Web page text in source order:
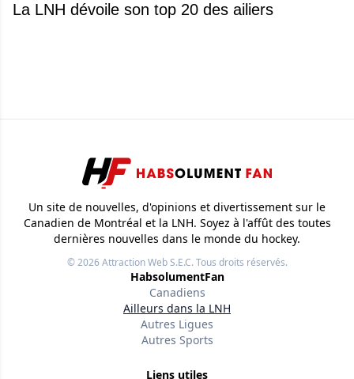
La LNH dévoile son top 20 des ailiers
Un site de nouvelles, d'opinions et divertissement sur le
Canadien de Montréal et la LNH. Soyez à l'affût des toutes
dernières nouvelles dans le monde du hockey.
© 2026Attraction Web S.E.C.Tous droits réservés.
HabsolumentFan
Canadiens
Ailleurs dans la LNH
Autres Ligues
Autres Sports
Liens utiles